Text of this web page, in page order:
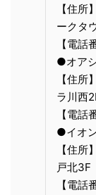
【住
ークタ
【電
●オア
【住
ラ川西
【電
●イオ
【住
戸北3F
【電